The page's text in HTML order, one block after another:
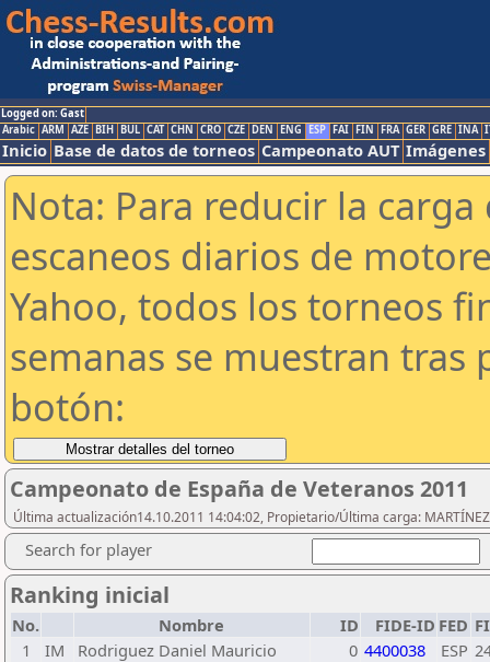
Logged on: Gast
Arabic ARM AZE BIH BUL CAT CHN CRO CZE DEN ENG ESP FAI FIN FRA GER GRE INA
Inicio Base de datos de torneos Campeonato AUT Imágenes
Nota: Para reducir la
escaneos diarios de
Yahoo, todos los torneos
semanas se muestran tras
botón:
Campeonato de España de Veteranos 2011
Última actualización14.10.2011 14:04:02, Propietario/Última carga:
Search for player
Ranking inicial
No. Nombre ID FIDE-ID FED
1
IM Rodriguez Daniel Mauricio 0 4400038 ESP